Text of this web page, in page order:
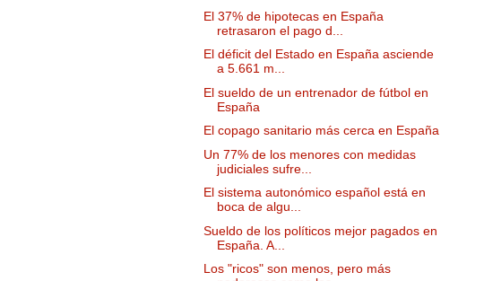
El 37% de hipotecas en España
retrasaron el pago d...
El déficit del Estado en España asciende
a 5.661 m...
El sueldo de un entrenador de fútbol en
España
El copago sanitario más cerca en España
Un 77% de los menores con medidas
judiciales sufre...
El sistema autonómico español está en
boca de algu...
Sueldo de los políticos mejor pagados en
España. A...
Los "ricos" son menos, pero más